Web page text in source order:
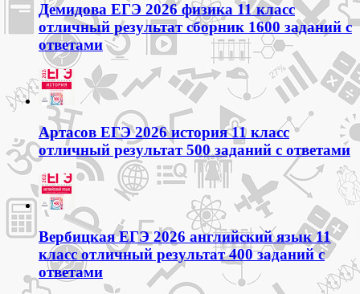
Демидова ЕГЭ 2026 физика 11 класс
отличный результат сборник 1600 заданий с
ответами
Артасов ЕГЭ 2026 история 11 класс
отличный результат 500 заданий с ответами
Вербицкая ЕГЭ 2026 английский язык 11
класс отличный результат 400 заданий с
ответами